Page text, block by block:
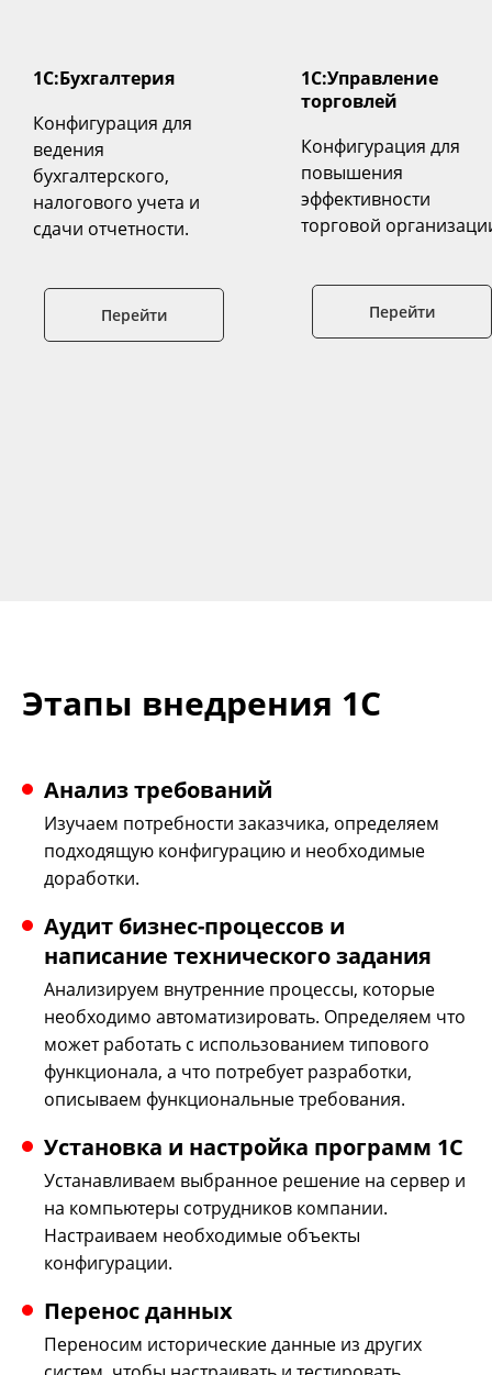
1С:Бухгалтерия
Конфигурация для
ведения
бухгалтерского,
налогового учета и
сдачи отчетности.
Перейти
1C:Управление
торговлей
Конфигурация для
повышения
эффективности
торговой
Перейти
Этапы внедрения 1С
Анализ требований
Изучаем потребности заказчика, определяем
подходящую конфигурацию и необходимые
доработки.
Аудит бизнес-процессов и
написание технического задания
Анализируем внутренние процессы, которые
необходимо автоматизировать. Определяем что
может работать с использованием типового
функционала, а что потребует разработки,
описываем функциональные требования.
Установка и настройка программ 1С
Устанавливаем выбранное решение на сервер и
на компьютеры сотрудников компании.
Настраиваем необходимые объекты
конфигурации.
Перенос данных
Переносим исторические данные из других